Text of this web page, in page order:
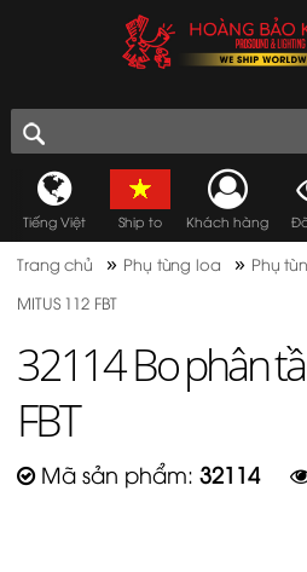
Tiếng Việt Ship to Khách hàng
Trang chủ » Phụ tùng loa » Phụ
MITUS 112 FBT
32114 Bo phân
FBT
Mã sản phẩm: 32114